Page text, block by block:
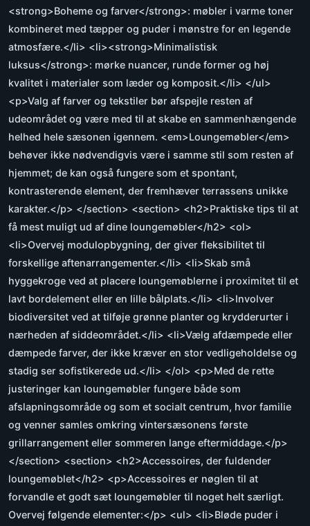
<strong>Boheme og farver</strong>: møbler i varme toner
kombineret med tæpper og puder i mønstre for en legende
atmosfære.</li> <li><strong>Minimalistisk
luksus</strong>: mørke nuancer, runde former og høj
kvalitet i materialer som læder og komposit.</li> </ul>
<p>Valg af farver og tekstiler bør afspejle resten af
udeområdet og være med til at skabe en sammenhængende
helhed hele sæsonen igennem. <em>Loungemøbler</em>
behøver ikke nødvendigvis være i samme stil som resten af
hjemmet; de kan også fungere som et spontant,
kontrasterende element, der fremhæver terrassens unikke
karakter.</p> </section> <section> <h2>Praktiske tips til at
få mest muligt ud af dine loungemøbler</h2> <ol>
<li>Overvej modulopbygning, der giver fleksibilitet til
forskellige aftenarrangementer.</li> <li>Skab små
hyggekroge ved at placere loungemøblerne i proximitet til et
lavt bordelement eller en lille bålplats.</li> <li>Involver
biodiversitet ved at tilføje grønne planter og krydderurter i
nærheden af siddeområdet.</li> <li>Vælg afdæmpede eller
dæmpede farver, der ikke kræver en stor vedligeholdelse og
stadig ser sofistikerede ud.</li> </ol> <p>Med de rette
justeringer kan loungemøbler fungere både som
afslapningsområde og som et socialt centrum, hvor familie
og venner samles omkring vintersæsonens første
grillarrangement eller sommeren lange eftermiddage.</p>
</section> <section> <h2>Accessoires, der fuldender
loungemøblet</h2> <p>Accessoires er nøglen til at
forvandle et godt sæt loungemøbler til noget helt særligt.
Overvej følgende elementer:</p> <ul> <li>Bløde puder i